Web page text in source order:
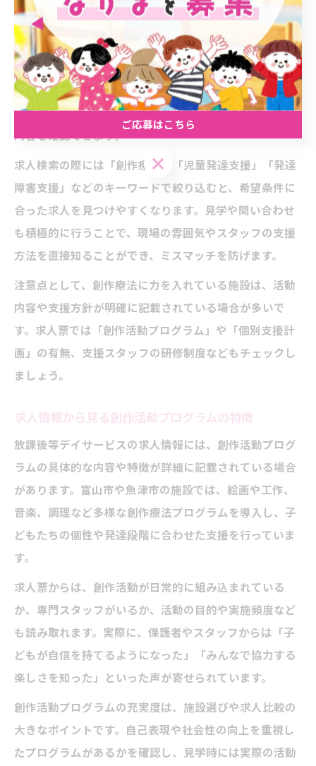
創作療法を中心とした放課後等デイサービスの求人を探
す際は、まず富山市や魚津市を含む地域の施設一覧や求
人掲載サイトを活用することが重要です。地域によって
は、各市区町村や富山県障害福祉課のホームページに最
新の求人情報が掲載されており、支援体制や創作活動の
内容も確認できます。
求人検索の際には「創作療法」「児童発達支援」「発達
障害支援」などのキーワードで絞り込むと、希望条件に
合った求人を見つけやすくなります。見学や問い合わせ
も積極的に行うことで、現場の雰囲気やスタッフの支援
方法を直接知ることができ、ミスマッチを防げます。
注意点として、創作療法に力を入れている施設は、活動
内容や支援方針が明確に記載されている場合が多いで
す。求人票では「創作活動プログラム」や「個別支援計
画」の有無、支援スタッフの研修制度などもチェックし
ましょう。
求人情報から見る創作活動プログラムの特徴
放課後等デイサービスの求人情報には、創作活動プログ
ラムの具体的な内容や特徴が詳細に記載されている場合
があります。富山市や魚津市の施設では、絵画や工作、
音楽、調理など多様な創作療法プログラムを導入し、子
どもたちの個性や発達段階に合わせた支援を行っていま
す。
求人票からは、創作活動が日常的に組み込まれている
か、専門スタッフがいるか、活動の目的や実施頻度など
も読み取れます。実際に、保護者やスタッフからは「子
どもが自信を持てるようになった」「みんなで協力する
楽しさを知った」といった声が寄せられています。
創作活動プログラムの充実度は、施設選びや求人比較の
大きなポイントです。自己表現や社会性の向上を重視し
たプログラムがあるかを確認し、見学時には実際の活動
ご応募はこちら